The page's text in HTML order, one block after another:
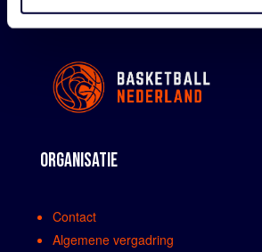
ORGANISATIE
Contact
Algemene vergadring